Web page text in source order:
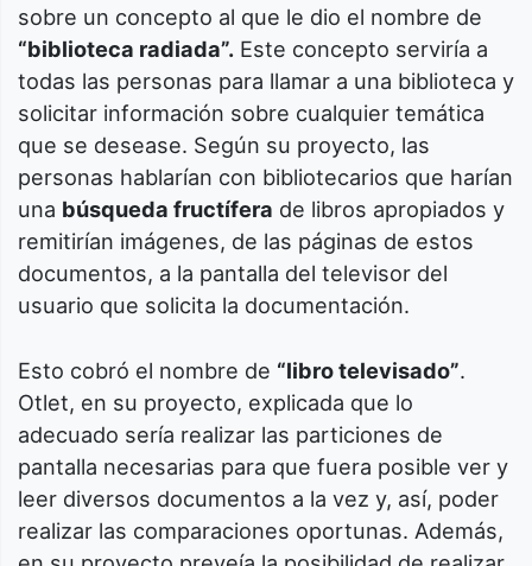
sobre un concepto al que le dio el nombre de
“biblioteca radiada”. Este concepto serviría a
todas las personas para llamar a una biblioteca y
solicitar información sobre cualquier temática
que se desease. Según su proyecto, las
personas hablarían con bibliotecarios que harían
una búsqueda fructífera de libros apropiados y
remitirían imágenes, de las páginas de estos
documentos, a la pantalla del televisor del
usuario que solicita la documentación.
Esto cobró el nombre de “libro televisado”.
Otlet, en su proyecto, explicada que lo
adecuado sería realizar las particiones de
pantalla necesarias para que fuera posible ver y
leer diversos documentos a la vez y, así, poder
realizar las comparaciones oportunas. Además,